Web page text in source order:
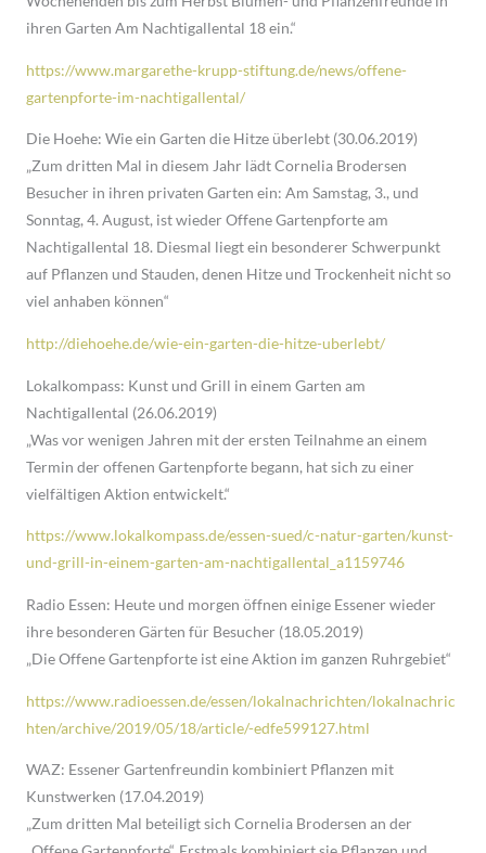
ihren Garten Am Nachtigallental 18 ein.“
https://www.margarethe-krupp-stiftung.de/news/offene-
gartenpforte-im-nachtigallental/
Die Hoehe: Wie ein Garten die Hitze überlebt (30.06.2019)
„Zum dritten Mal in diesem Jahr lädt Cornelia Brodersen
Besucher in ihren privaten Garten ein: Am Samstag, 3., und
Sonntag, 4. August, ist wieder Offene Gartenpforte am
Nachtigallental 18. Diesmal liegt ein besonderer Schwerpunkt
auf Pflanzen und Stauden, denen Hitze und Trockenheit nicht so
viel anhaben können“
http://diehoehe.de/wie-ein-garten-die-hitze-uberlebt/
Lokalkompass: Kunst und Grill in einem Garten am
Nachtigallental (26.06.2019)
„Was vor wenigen Jahren mit der ersten Teilnahme an einem
Termin der offenen Gartenpforte begann, hat sich zu einer
vielfältigen Aktion entwickelt.“
https://www.lokalkompass.de/essen-sued/c-natur-garten/kunst-
und-grill-in-einem-garten-am-nachtigallental_a1159746
Radio Essen: Heute und morgen öffnen einige Essener wieder
ihre besonderen Gärten für Besucher (18.05.2019)
„Die Offene Gartenpforte ist eine Aktion im ganzen Ruhrgebiet“
https://www.radioessen.de/essen/lokalnachrichten/lokalnachric
hten/archive/2019/05/18/article/-edfe599127.html
WAZ: Essener Gartenfreundin kombiniert Pflanzen mit
Kunstwerken (17.04.2019)
„Zum dritten Mal beteiligt sich Cornelia Brodersen an der